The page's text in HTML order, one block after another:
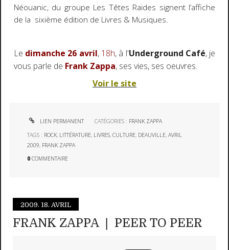
Néouanic, du groupe Les Têtes Raides signent l’affiche
de la sixième édition de Livres & Musiques.
Le dimanche 26 avril, 18h, à l'Underground Café, je
vous parle de Frank Zappa, ses vies, ses oeuvres.
Voir le site
LIEN PERMANENT CATÉGORIES : FRANK ZAPPA
TAGS : ROCK, LITTÉRATURE, LIVRES,CULTURE, DEAUVILLE,AVRIL
2009, FRANK ZAPPA
0 COMMENTAIRE
2009. 18. AVRIL
FRANK ZAPPA ❘ PEER TO PEER